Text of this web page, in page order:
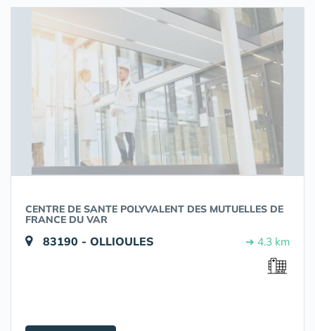
CENTRE DE SANTE POLYVALENT DES MUTUELLES DE
FRANCE DU VAR
83190 - OLLIOULES ➔ 4.3 km